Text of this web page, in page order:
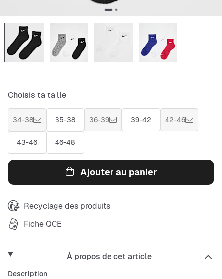
Choisis ta taille
34-38 35-38 36-39 39-42 42-46
43-46 46-48
Ajouter au panier
Recyclage des produits
Fiche QCE
À propos de cet article
Description